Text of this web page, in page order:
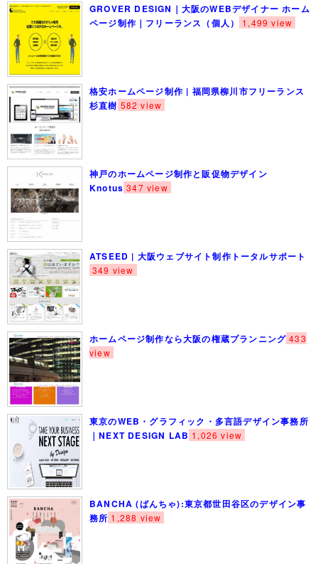
GROVER DESIGN｜大阪のWEBデザイナー ホーム
ページ制作｜フリーランス（個人）
1,499 view
格安ホームページ制作 | 福岡県柳川市フリーランス
杉直樹 582 view
神戸のホームページ制作と販促物デザイン
Knotus 347 view
ATSEED | 大阪ウェブサイト制作トータルサポート
349 view
ホームページ制作なら大阪の権蔵プランニング 433
view
東京のWEB・グラフィック・多言語デザイン事務所
｜NEXT DESIGN LAB 1,026 view
BANCHA (ばんちゃ):東京都世田谷区のデザイン事
務所 1,288 view